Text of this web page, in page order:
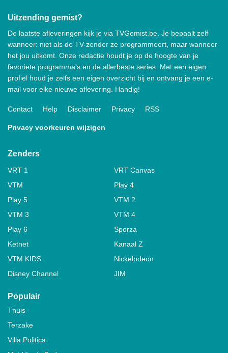
Uitzending gemist?
De laatste afleveringen kijk je via TVGemist.be. Je bepaalt zelf
wanneer: niet als de TV-zender ze programmeert, maar wanneer
het jou uitkomt. Onze redactie houdt je op de hoogte van je
favoriete programma's en de allerbeste series. Met een eigen
profiel houd je zelfs een eigen overzicht bij en ontvang je een e-
mail voor elke nieuwe aflevering. Handig!
Contact Help Disclaimer Privacy RSS
Privacy voorkeuren wijzigen
Zenders
VRT 1
VRT Canvas
VTM
Play 4
Play 5
VTM 2
VTM 3
VTM 4
Play 6
Sporza
Ketnet
Kanaal Z
VTM KIDS
Nickelodeon
Disney Channel
JIM
Populair
Thuis
Terzake
Villa Politica